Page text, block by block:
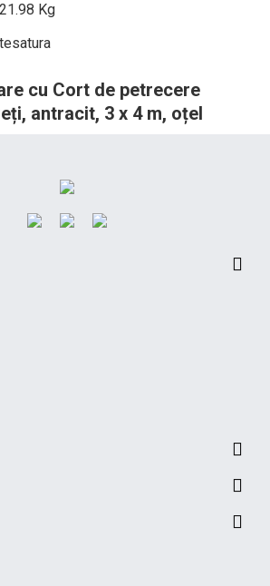
21.98 Kg
tesatura
cu Cort de petrecere
antracit, 3 x 4 m, oțel